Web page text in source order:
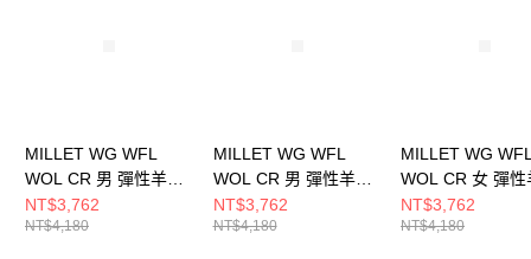
MILLET WG WFL
WOL CR 男 彈性羊毛
保暖長袖上衣
MIV01905N0247
NT$3,762
NT$4,180
MILLET WG WFL
WOL CR 男 彈性羊毛
保暖長袖上衣
MIV01905N4809
NT$3,762
NT$4,180
MILLET WG
WOL CR 女 彈性
保暖長袖上衣
MIV01915N0247
NT$3,762
NT$4,180